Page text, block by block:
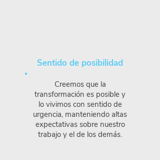
Sentido de posibilidad
Creemos que la
transformación es posible y
lo vivimos con sentido de
urgencia, manteniendo altas
expectativas sobre nuestro
trabajo y el de los demás.